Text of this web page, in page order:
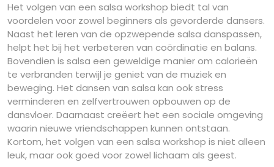
Het volgen van een salsa workshop biedt tal van
voordelen voor zowel beginners als gevorderde dansers.
Naast het leren van de opzwepende salsa danspassen,
helpt het bij het verbeteren van coördinatie en balans.
Bovendien is salsa een geweldige manier om calorieën
te verbranden terwijl je geniet van de muziek en
beweging. Het dansen van salsa kan ook stress
verminderen en zelfvertrouwen opbouwen op de
dansvloer. Daarnaast creëert het een sociale omgeving
waarin nieuwe vriendschappen kunnen ontstaan.
Kortom, het volgen van een salsa workshop is niet alleen
leuk, maar ook goed voor zowel lichaam als geest.